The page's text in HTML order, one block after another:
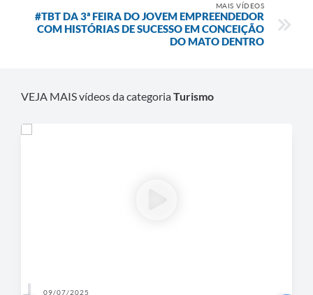
MAIS VÍDEOS
#TBT DA 3ª FEIRA DO JOVEM EMPREENDEDOR
COM HISTÓRIAS DE SUCESSO EM CONCEIÇÃO
DO MATO DENTRO
VEJA MAIS vídeos da categoriaTurismo
09/07/2025